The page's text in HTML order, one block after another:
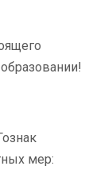
мер: